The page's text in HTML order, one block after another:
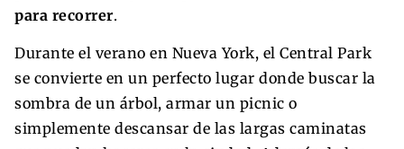
para recorrer.
Durante el verano en Nueva York, el Central Park
se convierte en un perfecto lugar donde buscar la
sombra de un árbol, armar un picnic o
simplemente descansar de las largas caminatas